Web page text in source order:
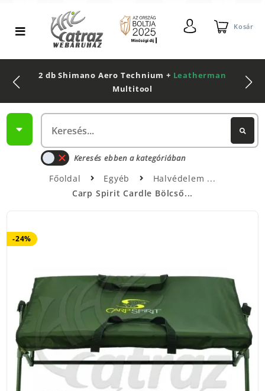
Kosár
2 db Shimano Aero Technium + Leatherman
Multitool
Keresés ebben a kategóriában
Főoldal Egyéb
Halvédelem
Carp Spirit Cardle Bölcső...
-24%